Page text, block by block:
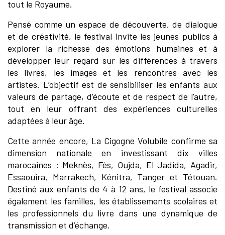
tout le Royaume.
Pensé comme un espace de découverte, de dialogue
et de créativité, le festival invite les jeunes publics à
explorer la richesse des émotions humaines et à
développer leur regard sur les différences à travers
les livres, les images et les rencontres avec les
artistes. L’objectif est de sensibiliser les enfants aux
valeurs de partage, d’écoute et de respect de l’autre,
tout en leur offrant des expériences culturelles
adaptées à leur âge.
Cette année encore, La Cigogne Volubile confirme sa
dimension nationale en investissant dix villes
marocaines : Meknès, Fès, Oujda, El Jadida, Agadir,
Essaouira, Marrakech, Kénitra, Tanger et Tétouan.
Destiné aux enfants de 4 à 12 ans, le festival associe
également les familles, les établissements scolaires et
les professionnels du livre dans une dynamique de
transmission et d’échange.